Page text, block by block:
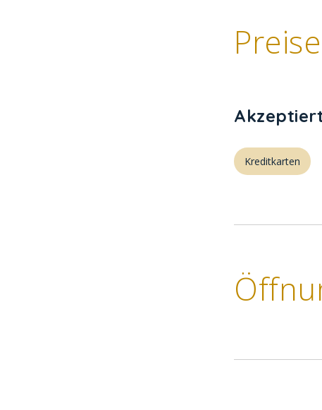
Preise
Kreditkarten